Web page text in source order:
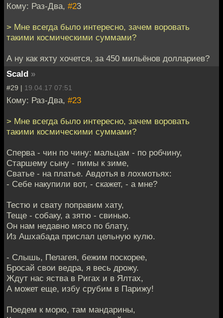
Кому: Раз-Два, #23
> Мне всегда было интересно, зачем воровать
такими космическими суммами?
А ну как яхту хочется, за 450 мильёнов доллариев?
Scald »
#29 | 19.04.17 07:51
Кому: Раз-Два, #23
> Мне всегда было интересно, зачем воровать
такими космическими суммами?
Сперва - чин по чину: мальцам - по робчину,
Старшему сыну - пимы к зиме,
Сватье - на платье. Авдотья в лохмотьях:
- Себе накупили вот, - скажет, - а мне?
Тестю и свату поправим хату,
Теще - собаку, а зятю - свинью.
Он нам недавно мясо по блату,
Из Ашхабада прислал цельную кулю.
- Слышь, Пелагея, бежим поскорее,
Бросай свои ведра, я весь дрожу.
Ждут нас яства в Ригах и в Ялтах,
А может еще, избу срубим в Парижу!
Поедем к морю, там мандарины,